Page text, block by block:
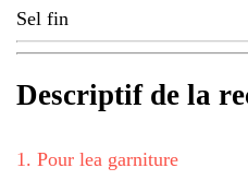
Sel fin
Descriptif de la
1 . Pour lea garniture